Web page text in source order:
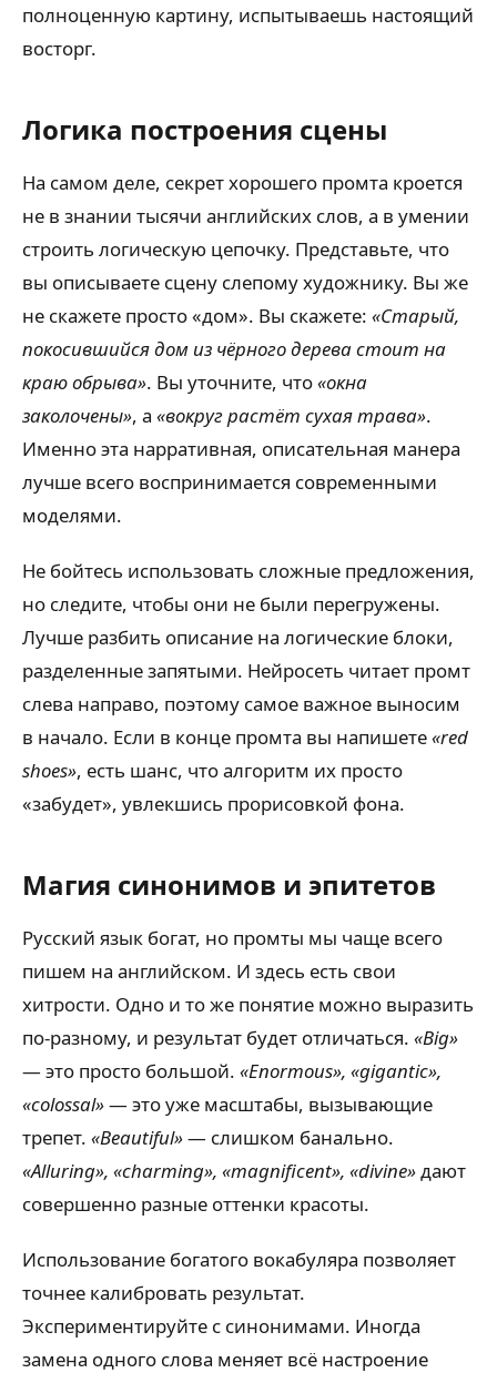
полноценную картину, испытываешь настоящий
восторг.
Логика построения сцены
На самом деле, секрет хорошего промта кроется
не в знании тысячи английских слов, а в умении
строить логическую цепочку. Представьте, что
вы описываете сцену слепому художнику. Вы же
не скажете просто «дом». Вы скажете: «Старый,
покосившийся дом из чёрного дерева стоит на
краю обрыва». Вы уточните, что«окна
заколочены», а «вокруг растёт сухая трава».
Именно эта нарративная, описательная манера
лучше всего воспринимается современными
моделями.
Не бойтесь использовать сложные предложения,
но следите, чтобы они не были перегружены.
Лучше разбить описание на логические блоки,
разделенные запятыми. Нейросеть читает промт
слева направо, поэтому самое важное выносим
в начало. Если в конце промта вы напишете«red
shoes», есть шанс, что алгоритм их просто
«забудет», увлекшись прорисовкой фона.
Магия синонимов и эпитетов
Русский язык богат, но промты мы чаще всего
пишем на английском. И здесь есть свои
хитрости. Одно и то же понятие можно выразить
по-разному, и результат будет отличаться. «Big»
— это просто большой. «Enormous», «gigantic»,
«colossal»— это уже масштабы, вызывающие
трепет. «Beautiful»— слишком банально.
«Alluring», «charming», «magnificent», «divine»дают
совершенно разные оттенки красоты.
Использование богатого вокабуляра позволяет
точнее калибровать результат.
Экспериментируйте с синонимами. Иногда
замена одного слова меняет всё настроение